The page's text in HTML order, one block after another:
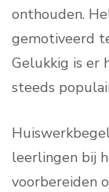
onthouden.
gemotiveerd
Gelukkig is er
steeds
leerlingen bij
voorbereiden